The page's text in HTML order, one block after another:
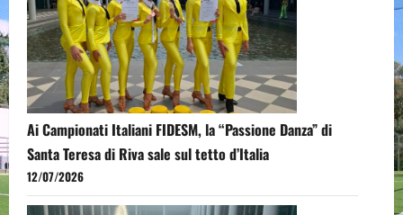
Ai Campionati Italiani FIDESM, la “Passione Danza” di
Santa Teresa di Riva sale sul tetto d’Italia
12/07/2026